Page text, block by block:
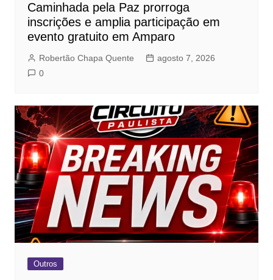
Caminhada pela Paz prorroga
inscrições e amplia participação em
evento gratuito em Amparo
Robertão Chapa Quente
agosto 7, 2026
0
Outros